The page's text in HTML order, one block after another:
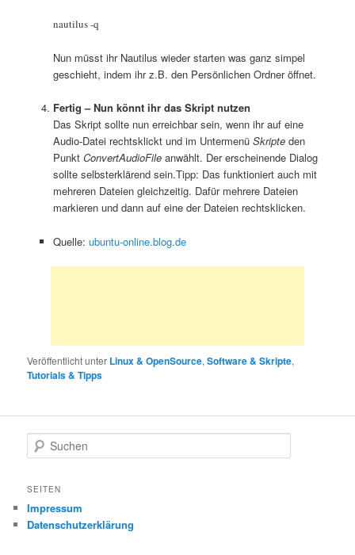
nautilus -q
Nun müsst ihr Nautilus wieder starten was ganz simpel
geschieht, indem ihr z.B. den Persönlichen Ordner öffnet.
Fertig – Nun könnt ihr das Skript nutzen
Das Skript sollte nun erreichbar sein, wenn ihr auf eine
Audio-Datei rechtsklickt und im Untermenü Skripteden
Punkt ConvertAudioFileanwählt. Der erscheinende Dialog
sollte selbsterklärend sein.Tipp: Das funktioniert auch mit
mehreren Dateien gleichzeitig. Dafür mehrere Dateien
markieren und dann auf eine der Dateien rechtsklicken.
Quelle: ubuntu-online.blog.de
Veröffentlicht unter Linux & OpenSource,Software & Skripte,
Tutorials & Tipps
u
h
n
SEITEN
Impressum
Datenschutzerklärung